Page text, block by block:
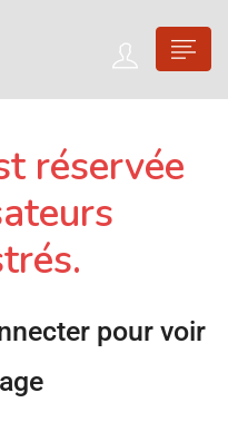
réservée
pour voir